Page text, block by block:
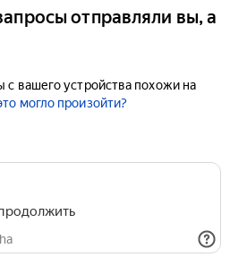
отправляли вы, а
с вашего устройства похожи на
могло произойти?